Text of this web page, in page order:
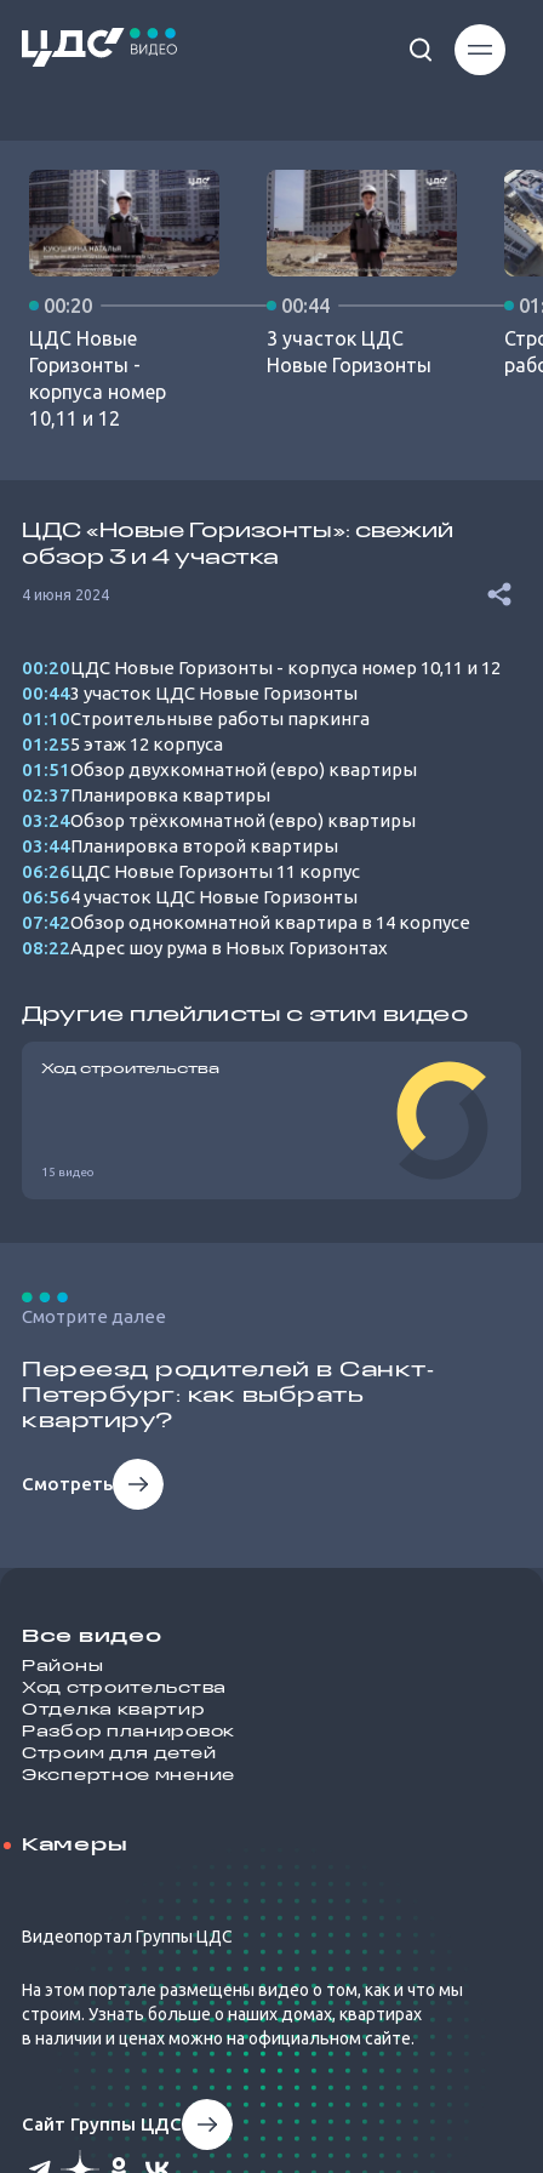
Unmute
00:20
ЦДС Новые
Горизонты -
корпуса номер
10,11 и 12
00:44
3 участок ЦДС
Новые Горизонты
ЦДС «Новые Горизонты»: свежий
обзор 3 и 4 участка
4 июня 2024
00:20ЦДС Новые Горизонты - корпуса номер 10,11 и 12
00:443 участок ЦДС Новые Горизонты
01:10Строительныве работы паркинга
01:255 этаж 12 корпуса
01:51Обзор двухкомнатной (евро) квартиры
02:37Планировка квартиры
03:24Обзор трёхкомнатной (евро) квартиры
03:44Планировка второй квартиры
06:26ЦДС Новые Горизонты 11 корпус
06:564 участок ЦДС Новые Горизонты
07:42Обзор однокомнатной квартира в 14 корпусе
08:22Адрес шоу рума в Новых Горизонтах
Другие плейлисты с этим видео
Ход строительства
15 видео
Смотрите далее
Переезд родителей в Санкт‐
Петербург: как выбрать
квартиру?
Смотреть
Все видео
Районы
Ход строительства
Отделка квартир
Разбор планировок
Строим для детей
Экспертное мнение
Камеры
Видеопортал Группы ЦДС
На этом портале размещены видео о том, как и что мы
строим. Узнать больше о наших домах, квартирах
в наличии и ценах можно на официальном сайте.
Сайт Группы ЦДС